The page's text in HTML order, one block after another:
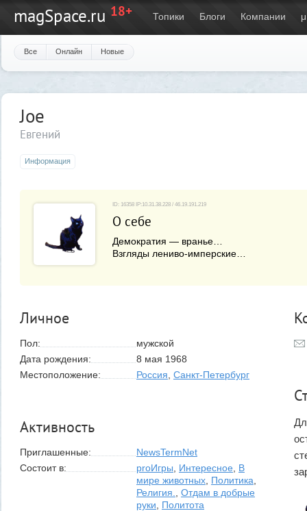
magSpace.ru 18+ Топики Блоги Компании μ
Все Онлайн Новые
Joe
Евгений
Информация
ID: 16358 IP:10.31.38.228 / 46.19.191.219
О себе
Демократия — вранье…
Взгляды лениво-имперские…
Личное
Пол:
мужской
Дата рождения:
8 мая 1968
Местоположение:
Россия Санкт-Петербург
Активность
Приглашенные:
NewsTermNet
Состоит в:
proИгры Интересное В
мире животных Политика
Религия.
Отдам в добрые
руки
Политота